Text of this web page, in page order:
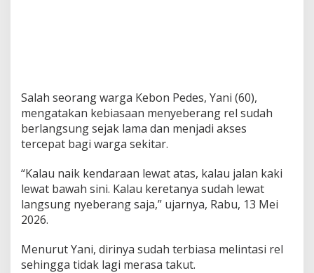
Salah seorang warga Kebon Pedes, Yani (60),
mengatakan kebiasaan menyeberang rel sudah
berlangsung sejak lama dan menjadi akses
tercepat bagi warga sekitar.
“Kalau naik kendaraan lewat atas, kalau jalan kaki
lewat bawah sini. Kalau keretanya sudah lewat
langsung nyeberang saja,” ujarnya, Rabu, 13 Mei
2026.
Menurut Yani, dirinya sudah terbiasa melintasi rel
sehingga tidak lagi merasa takut.